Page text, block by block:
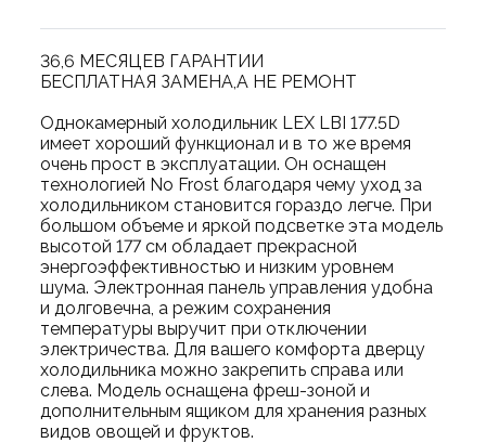
36,6 МЕСЯЦЕВ ГАРАНТИИ
БЕСПЛАТНАЯ ЗАМЕНА,А НЕ РЕМОНТ
Однокамерный холодильник LEX LBI 177.5D
имеет хороший функционал и в то же время
очень прост в эксплуатации. Он оснащен
технологией No Frost благодаря чему уход за
холодильником становится гораздо легче. При
большом объеме и яркой подсветке эта модель
высотой 177 см обладает прекрасной
энергоэффективностью и низким уровнем
шума. Электронная панель управления удобна
и долговечна, а режим сохранения
температуры выручит при отключении
электричества. Для вашего комфорта дверцу
холодильника можно закрепить справа или
слева. Модель оснащена фреш-зоной и
дополнительным ящиком для хранения разных
видов овощей и фруктов.